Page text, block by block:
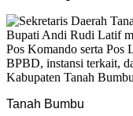
Tanah Bumbu